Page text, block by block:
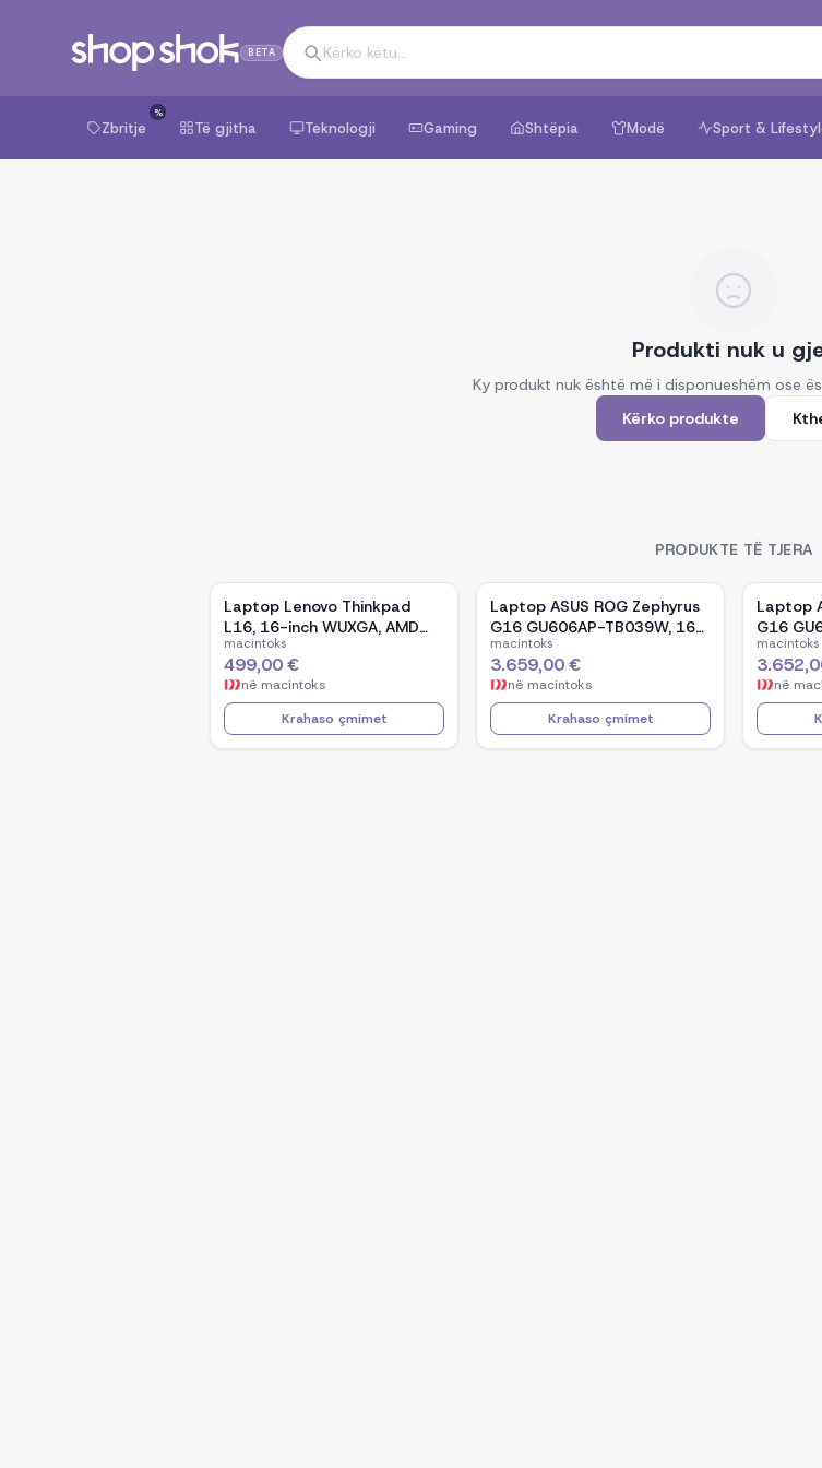
BETA
Zbritje
%
Të gjitha Teknologji Gaming Shtëpia Modë Sport &
Produkti nuk u
Ky produkt nuk është më i disponueshëm ose
Kërko produkte
PRODUKTE TË TJERA
Laptop Lenovo Thinkpad
L16, 16-inch WUXGA, AMD
Ryzen 5 Pro-7535U, 16GB
Ram DDR5, 512GB SSD -
Black
macintoks
499,00 €
në macintoks
Krahaso çmimet
Laptop ASUS ROG Zephyrus
G16 GU606AP-TB039W, 16-
inch OLED, Intel Core Ultra 9
386H, NVIDIA GeForce RTX
5070, 32GB RAM, 1TB SSD,
Windows 11 - White
macintoks
3.659,00 €
në macintoks
Krahaso çmimet
Laptop
G16
inch
386H,
5070,
macintoks
në